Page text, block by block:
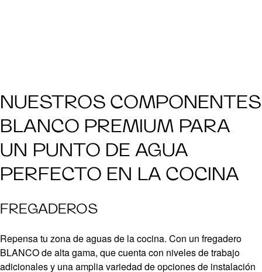
NUESTROS COMPONENTES
BLANCO PREMIUM PARA
UN PUNTO DE AGUA
PERFECTO EN LA COCINA
FREGADEROS
Repensa tu zona de aguas de la cocina. Con un fregadero
BLANCO de alta gama, que cuenta con niveles de trabajo
adicionales y una amplia variedad de opciones de instalación